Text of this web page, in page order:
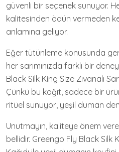
güvenli bir seçenek sunuyor.
kalitesinden ödün vermeden
anlamına geliyor.
Eğer tütünleme konusunda
her sarımınızda farklı bir
Black Silk King Size Zıvanalı
Çünkü bu kağıt, sadece bir
ritüel sunuyor, yeşil duman
Unutmayın, kaliteye önem
bellidir. Greengo Fly Black Silk